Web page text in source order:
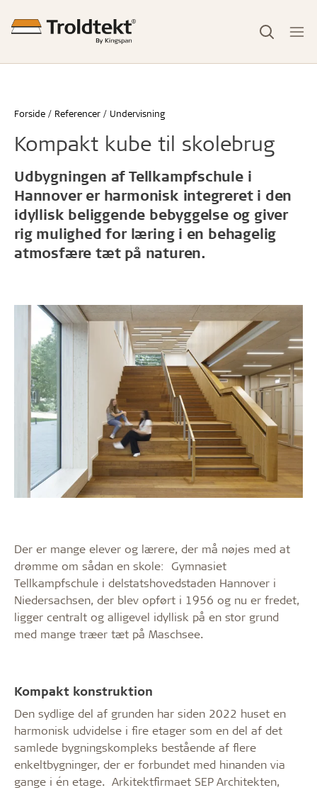
Forside Referencer Undervisning
Kompakt kube til skolebrug
Udbygningen af Tellkampfschule i
Hannover er harmonisk integreret i den
idyllisk beliggende bebyggelse og giver
rig mulighed for læring i en behagelig
atmosfære tæt på naturen.
Der er mange elever og lærere, der må nøjes med at
drømme om sådan en skole: Gymnasiet
Tellkampfschule i delstatshovedstaden Hannover i
Niedersachsen, der blev opført i 1956 og nu er fredet,
ligger centralt og alligevel idyllisk på en stor grund
med mange træer tæt på Maschsee.
Kompakt konstruktion
Den sydlige del af grunden har siden 2022 huset en
harmonisk udvidelse i fire etager som en del af det
samlede bygningskompleks bestående af flere
enkeltbygninger, der er forbundet med hinanden via
gange i én etage. Arkitektfirmaet SEP Architekten,